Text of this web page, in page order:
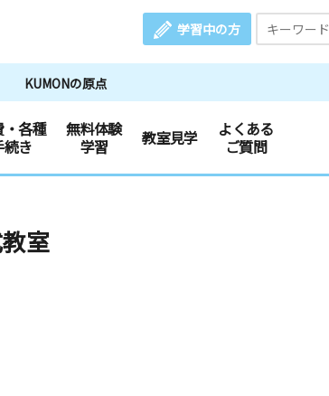
学習中の方
KUMONの原点
・各種
続き
無料体験
学習
教室見学
よくある
ご質問
室